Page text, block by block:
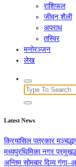
राशिफल
जीवन शैली
अपराध
तस्विर
मनोरञ्जन
लेख
Search
for:
Latest News
क्रियासिल पत्रकार
मध्यपुरथिमिका नगर
अन्तिम सोमबार दिव्य